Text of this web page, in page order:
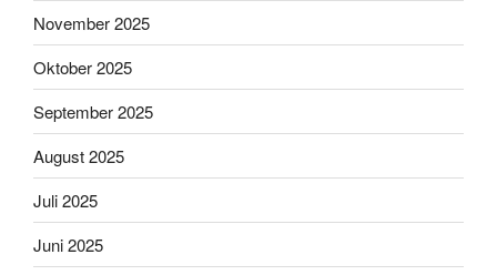
November 2025
Oktober 2025
September 2025
August 2025
Juli 2025
Juni 2025